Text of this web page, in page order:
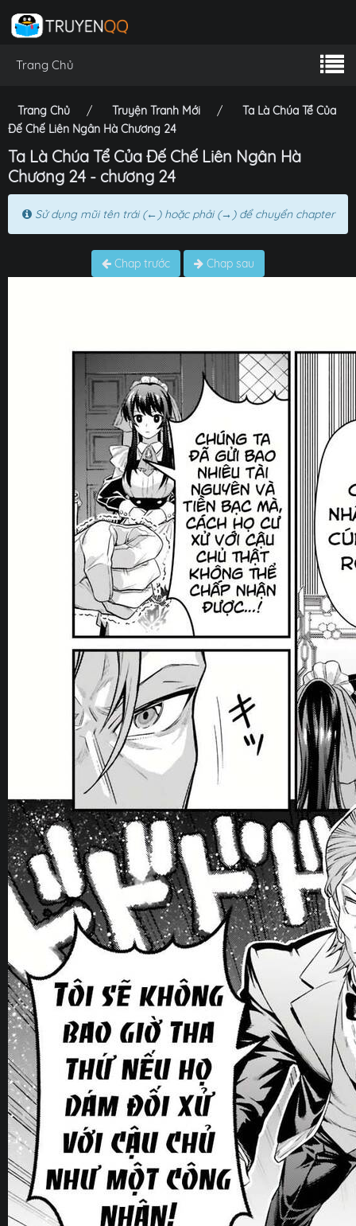
Trang Chủ
Trang Chủ Truyện Tranh Mới
Ta Là Chúa Tể Của
Đế Chế Liên Ngân Hà Chương 24
Ta Là Chúa Tể Của Đế Chế Liên Ngân Hà
Chương 24 - chương 24
Sử dụng mũi tên trái (←) hoặc phải (→) để chuyển chapter
Chap trước Chap sau